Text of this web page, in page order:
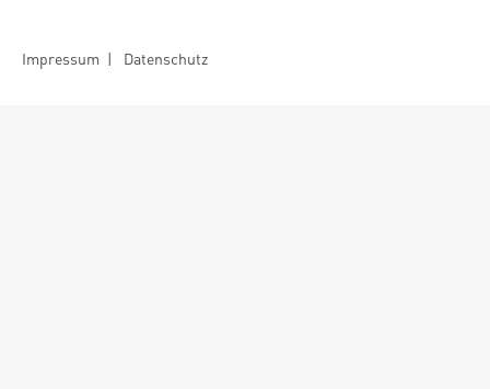
Impressum | Datenschutz